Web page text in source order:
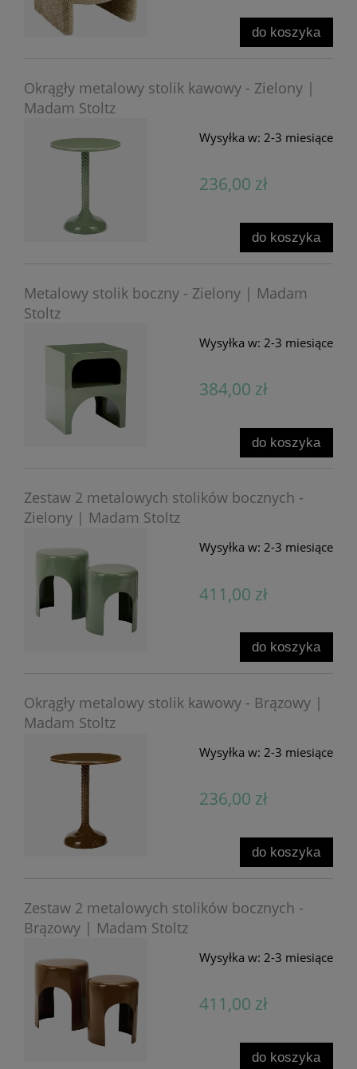
do koszyka
Okrągły metalowy stolik kawowy - Zielony |
Madam Stoltz
Wysyłka w: 2-3 miesiące
236,00 zł
do koszyka
Metalowy stolik boczny - Zielony | Madam
Stoltz
Wysyłka w: 2-3 miesiące
384,00 zł
do koszyka
Zestaw 2 metalowych stolików bocznych -
Zielony | Madam Stoltz
Wysyłka w: 2-3 miesiące
411,00 zł
do koszyka
Okrągły metalowy stolik kawowy - Brązowy |
Madam Stoltz
Wysyłka w: 2-3 miesiące
236,00 zł
do koszyka
Zestaw 2 metalowych stolików bocznych -
Brązowy | Madam Stoltz
Wysyłka w: 2-3 miesiące
411,00 zł
do koszyka